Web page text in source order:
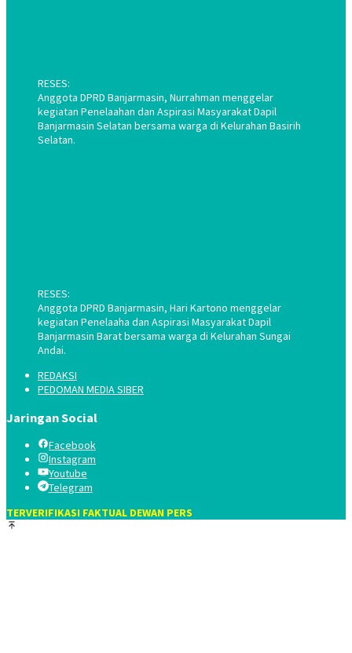
RESES:
Anggota DPRD Banjarmasin, Nurrahman menggelar
kegiatan Penelaahan dan Aspirasi Masyarakat Dapil
Banjarmasin Selatan bersama warga di Kelurahan Basirih
Selatan.
RESES:
Anggota DPRD Banjarmasin, Hari Kartono menggelar
kegiatan Penelaaha dan Aspirasi Masyarakat Dapil
Banjarmasin Barat bersama warga di Kelurahan Sungai
Andai.
REDAKSI
PEDOMAN MEDIA SIBER
Jaringan Social
Facebook
Instagram
Youtube
Telegram
TERVERIFIKASI FAKTUAL DEWAN PERS